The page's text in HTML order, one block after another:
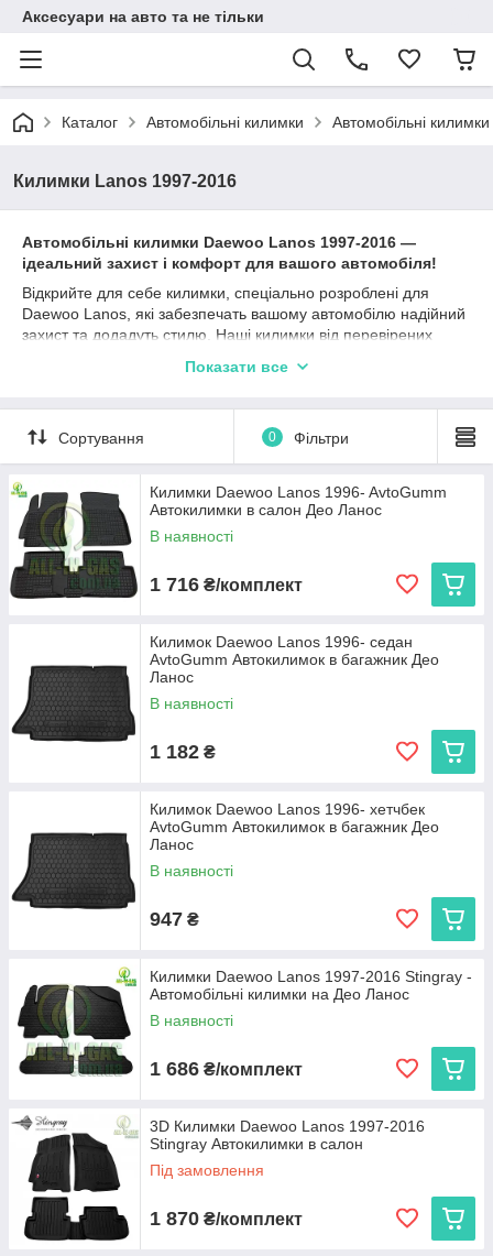
Аксесуари на авто та не тільки
Каталог Автомобільні килимки Автомобільні
Килимки Lanos 1997-2016
Автомобільні килимки Daewoo Lanos 1997-2016 —
ідеальний захист і комфорт для вашого автомобіля!
Відкрийте для себе килимки, спеціально розроблені для
Daewoo Lanos, які забезпечать вашому автомобілю надійний
захист та додадуть стилю. Наші килимки від перевірених
ідеально підходять для Део Ланос та гарантують
Матеріали, такі як каучук, поліуретан та гума, забезпечують
відмінні захисні характеристики, а різноманітність типів
бортиків (2,5 см, 4 см, євроборт) дозволяє вибрати найбільш
підходящий варіант залежно від ваших уподобань та умов
експлуатації. Ми пропонуємо:
Cargumm з євробортом
салону, легкість у догляді та висока зносостійкість.
Avto gumm з бортиком 2,5 см— надійний захист
витримує будь-які погодні умови.
Stingray— коврики з євробортом з каучуку для
довговічності та 3D коврики з високим бортиком 3,5 см
для максимальної захисту і преміального вигляду.
Кожен виріб виготовляється в Україні, що гарантує високу
якість та доступну ціну.
Daewoo Lanos, та насолоджуйтеся чистотою і комфортом на
кожному кілометрі дороги!
Показати все
Сортування 0 Фільтри
Килимки Daewoo Lanos 1996- AvtoGumm
Автокилимки в салон Део Ланос
В наявності
1 716 ₴/комплект
Килимок Daewoo Lanos 1996- седан
AvtoGumm Автокилимок в багажник Део
Ланос
В наявності
1 182 ₴
Килимок Daewoo Lanos 1996- хетчбек
AvtoGumm Автокилимок в багажник Део
Ланос
В наявності
947 ₴
Килимки Daewoo Lanos 1997-2016 Stingray -
Автомобільні килимки на Део Ланос
В наявності
1 686 ₴/комплект
3D Килимки Daewoo Lanos 1997-2016
Stingray Автокилимки в салон
Під замовлення
1 870 ₴/комплект